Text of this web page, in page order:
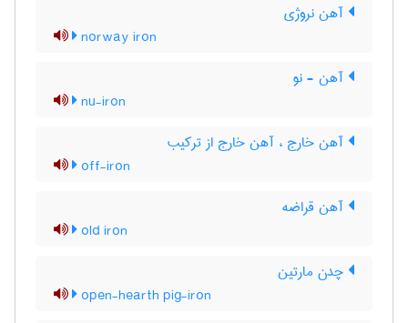
آهن نروژی
norway iron
آهن - نو
nu-iron
آهن خارج ، آهن خارج از ترکیب
off-iron
آهن قراضه
old iron
چدن مارتین
open-hearth pig-iron